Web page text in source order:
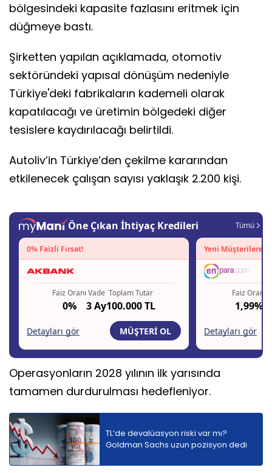
bölgesindeki kapasite fazlasını eritmek için
düğmeye bastı.
Şirketten yapılan açıklamada, otomotiv
sektöründeki yapısal dönüşüm nedeniyle
Türkiye'deki fabrikaların kademeli olarak
kapatılacağı ve üretimin bölgedeki diğer
tesislere kaydırılacağı belirtildi.
Autoliv’in Türkiye’den çekilme kararından
etkilenecek çalışan sayısı yaklaşık 2.200 kişi.
Operasyonların 2028 yılının ilk yarısında
tamamen durdurulması hedefleniyor.
TL’de devalüasyon riski var mı?
Goldman Sachs uzun pozisyon dedi